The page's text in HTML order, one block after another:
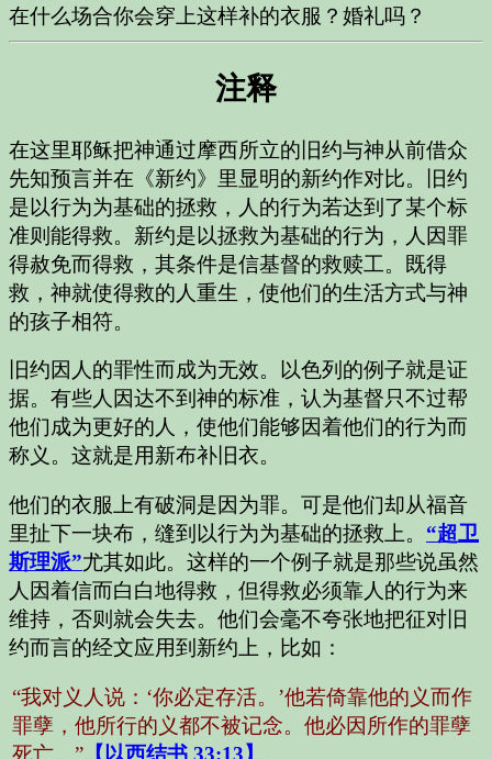
在什么场合你会穿上这样补的衣服？婚礼吗？
注释
在这里耶稣把神通过摩西所立的旧约与神从前借众
先知预言并在《新约》里显明的新约作对比。旧约
是以行为为基础的拯救，人的行为若达到了某个标
准则能得救。新约是以拯救为基础的行为，人因罪
得赦免而得救，其条件是信基督的救赎工。既得
救，神就使得救的人重生，使他们的生活方式与神
的孩子相符。
旧约因人的罪性而成为无效。以色列的例子就是证
据。有些人因达不到神的标准，认为基督只不过帮
他们成为更好的人，使他们能够因着他们的行为而
称义。这就是用新布补旧衣。
他们的衣服上有破洞是因为罪。可是他们却从福音
里扯下一块布，缝到以行为为基础的拯救上。 “超卫
斯理派”尤其如此。这样的一个例子就是那些说虽然
人因着信而白白地得救，但得救必须靠人的行为来
维持，否则就会失去。他们会毫不夸张地把征对旧
约而言的经文应用到新约上，比如：
“我对义人说：‘你必定存活。’他若倚靠他的义而作
罪孽，他所行的义都不被记念。他必因所作的罪孽
死亡。” 【以西结书 33:13】